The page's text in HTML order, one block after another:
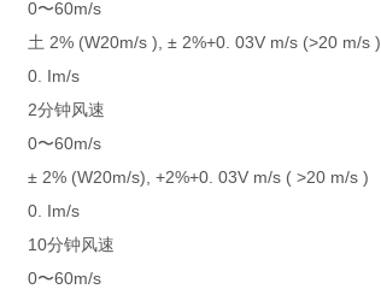
0〜60m/s
土 2% (W20m/s ), ± 2%+0. 03V m/s (>20 m/s )
0. Im/s
2分钟风速
0〜60m/s
± 2% (W20m/s), +2%+0. 03V m/s ( >20 m/s )
0. Im/s
10分钟风速
0〜60m/s